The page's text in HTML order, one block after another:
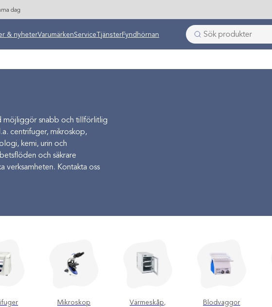
dag
& nyheterVarumärkenServiceTjänsterFyndhörnan
möjliggör snabb och tillförlitlig
centrifuger, mikroskop,
kemi, urin och
och säkrare
verksamheten. Kontakta oss
Mikroskop
Värmeskåp,
Blodvaggor